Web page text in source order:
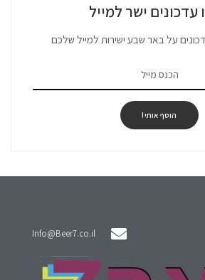
עדכונים ישר למייל
על באר שבע ישירות למייל שלכם
הוסף אותי!
Info@Beer7.co.il